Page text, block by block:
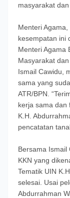
masyarakat
Menteri
kesempatan ini
Menteri Agama
Masyarakat
Ismail Cawidu,
sama yang
ATR/BPN.
kerja sama dan
K.H.
pencatatan
Bersama Ismail
KKN yang
Tematik UIN
selesai. Usai
Abdurrahman